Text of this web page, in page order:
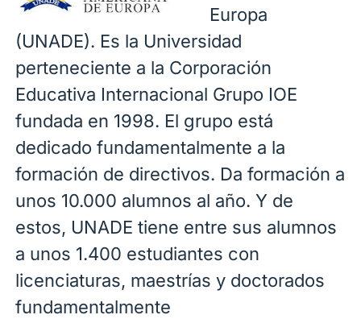
Europa
(UNADE). Es la Universidad
perteneciente a la Corporación
Educativa Internacional Grupo IOE
fundada en 1998. El grupo está
dedicado fundamentalmente a la
formación de directivos. Da formación a
unos 10.000 alumnos al año. Y de
estos, UNADE tiene entre sus alumnos
a unos 1.400 estudiantes con
licenciaturas, maestrías y doctorados
fundamentalmente